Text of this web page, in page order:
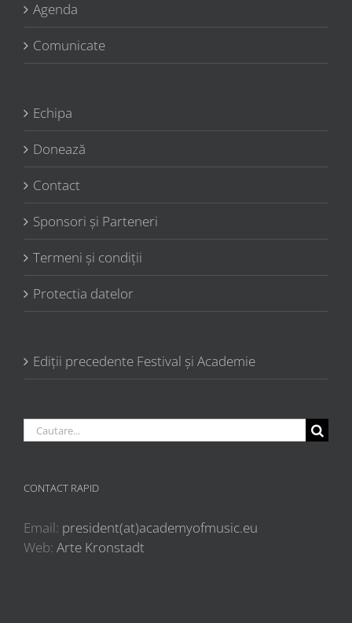
Agenda
Comunicate
Echipa
Donează
Contact
Sponsori şi Parteneri
Termeni şi condiţii
Protectia datelor
Ediții precedente Festival și Academie
Cautare...
CONTACT RAPID
Email: president(at)academyofmusic.eu
Web: Arte Kronstadt